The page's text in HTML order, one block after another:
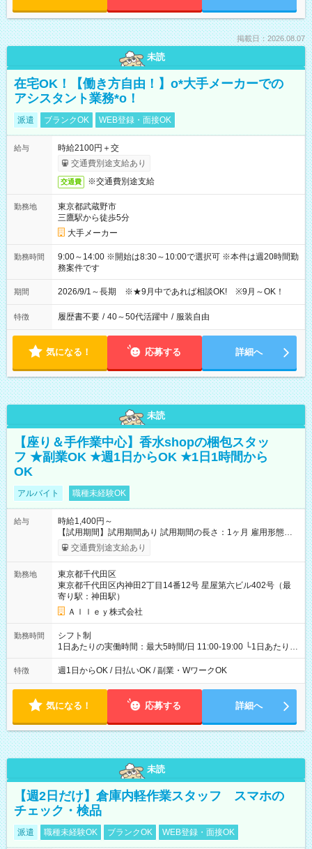
掲載日：2026.08.07
未読
在宅OK！【働き方自由！】o*大手メーカーでの
アシスタント業務*o！
派遣 ブランクOK WEB登録・面接OK
給与
時給2100円＋交
交通費別途支給あり
交通費 ※交通費別途支給
勤務地
東京都武蔵野市
三鷹駅から徒歩5分
大手メーカー
勤務時間
9:00～14:00 ※開始は8:30～10:00で選択可 ※本件は週20時間勤
務案件です
期間 2026/9/1～長期 ※★9月中であれば相談OK! ※9月～OK！
特徴 履歴書不要 / 40～50代活躍中 / 服装自由
気になる！ 応募する 詳細へ
未読
【座り＆手作業中心】香水shopの梱包スタッ
フ ★副業OK ★週1日からOK ★1日1時間から
OK
アルバイト 職種未経験OK
給与
時給1,400円～
【試用期間】試用期間あり 試用期間の長さ：1ヶ月 雇用形態、
給与は本採用時と同じです。
交通費別途支給あり
勤務地
東京都千代田区
東京都千代田区内神田2丁目14番12号 星屋第六ビル402号（最
寄り駅：神田駅）
Ａｌｌｅｙ株式会社
勤務時間
シフト制
1日あたりの実働時間：最大5時間/日 11:00-19:00 └1日あたりの
実働時間：1-5時間 └上記の時間帯内であれば、いつでも勤務可
能！ └平日・土曜日の中で、お好きな曜日でご勤務いただけま
18:00 などのように、自由な働き方が可能なお仕事です！
特徴 週1日からOK / 日払いOK / 副業・WワークOK
気になる！ 応募する 詳細へ
未読
【週2日だけ】倉庫内軽作業スタッフ スマホの
チェック・検品
派遣 職種未経験OK ブランクOK WEB登録・面接OK